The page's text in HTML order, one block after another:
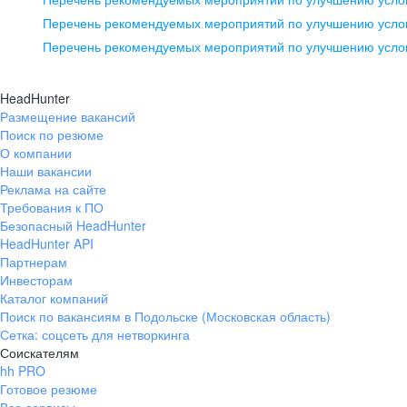
pr@ural.hh.ru
помещение 21
+7 383 207-94-64
pr@nsk.hh.ru
Перечень рекомендуемых мероприятий по улучшению
Перечень рекомендуемых мероприятий по улучшению
HeadHunter
Размещение вакансий
Поиск по резюме
О компании
Наши вакансии
Реклама на сайте
Требования к ПО
Безопасный HeadHunter
HeadHunter API
Партнерам
Инвесторам
Каталог компаний
Поиск по вакансиям в Подольске (Московская область)
Сетка: соцсеть для нетворкинга
Соискателям
hh PRO
Готовое резюме